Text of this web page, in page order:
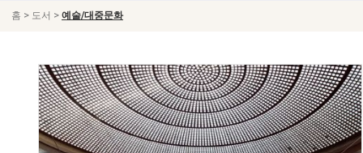
홈 > 도서 > 예술/대중문화